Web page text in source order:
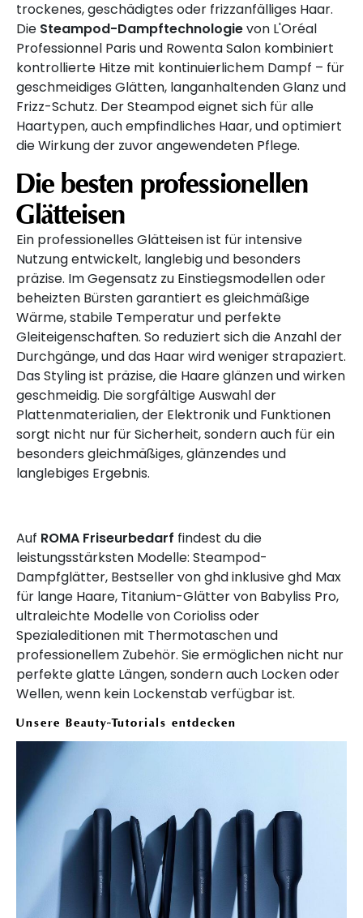
trockenes, geschädigtes oder frizzanfälliges Haar.
Die Steampod-Dampftechnologievon L'Oréal
Professionnel Paris und Rowenta Salon kombiniert
kontrollierte Hitze mit kontinuierlichem Dampf – für
geschmeidiges Glätten, langanhaltenden Glanz und
Frizz-Schutz. Der Steampod eignet sich für alle
Haartypen, auch empfindliches Haar, und optimiert
die Wirkung der zuvor angewendeten Pflege.
Die besten professionellen
Glätteisen
Ein professionelles Glätteisen ist für intensive
Nutzung entwickelt, langlebig und besonders
präzise. Im Gegensatz zu Einstiegsmodellen oder
beheizten Bürsten garantiert es gleichmäßige
Wärme, stabile Temperatur und perfekte
Gleiteigenschaften. So reduziert sich die Anzahl der
Durchgänge, und das Haar wird weniger strapaziert.
Das Styling ist präzise, die Haare glänzen und wirken
geschmeidig. Die sorgfältige Auswahl der
Plattenmaterialien, der Elektronik und Funktionen
sorgt nicht nur für Sicherheit, sondern auch für ein
besonders gleichmäßiges, glänzendes und
langlebiges Ergebnis.
Auf ROMA Friseurbedarf findest du die
leistungsstärksten Modelle: Steampod-
Dampfglätter, Bestseller von ghd inklusive ghd Max
für lange Haare, Titanium-Glätter von Babyliss Pro,
ultraleichte Modelle von Corioliss oder
Spezialeditionen mit Thermotaschen und
professionellem Zubehör. Sie ermöglichen nicht nur
perfekte glatte Längen, sondern auch Locken oder
Wellen, wenn kein Lockenstab verfügbar ist.
Unsere Beauty-Tutorials entdecken